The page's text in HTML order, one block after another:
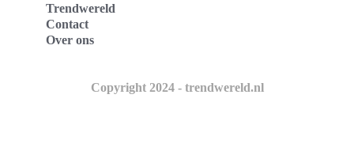
Trendwereld
Contact
Over ons
Copyright 2024 - trendwereld.nl